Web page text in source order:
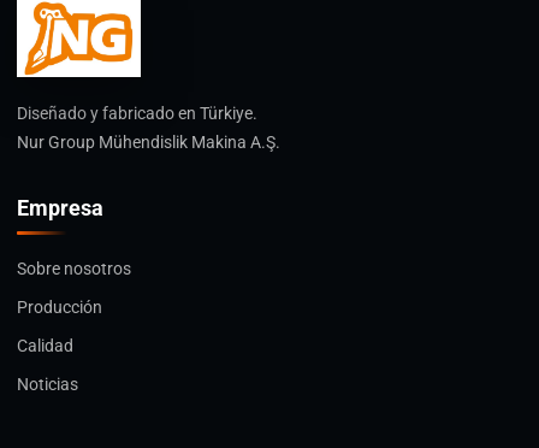
Diseñado y fabricado en Türkiye.
Nur Group Mühendislik Makina A.Ş.
Empresa
Sobre nosotros
Producción
Calidad
Noticias